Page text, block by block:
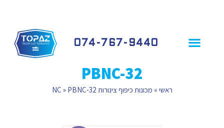
074-767-9440
PBNC-32
ראשי » מכונות כיפוף צינורות NC » PBNC-32